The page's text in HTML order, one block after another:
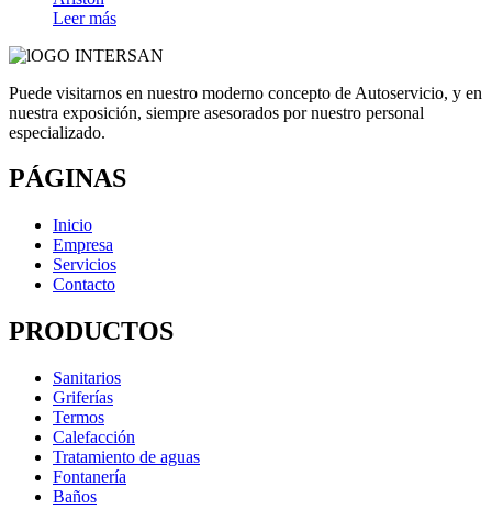
Leer más
Puede visitarnos en nuestro moderno concepto de Autoservicio, y en
nuestra exposición, siempre asesorados por nuestro personal
especializado.
PÁGINAS
Inicio
Empresa
Servicios
Contacto
PRODUCTOS
Sanitarios
Griferías
Termos
Calefacción
Tratamiento de aguas
Fontanería
Baños